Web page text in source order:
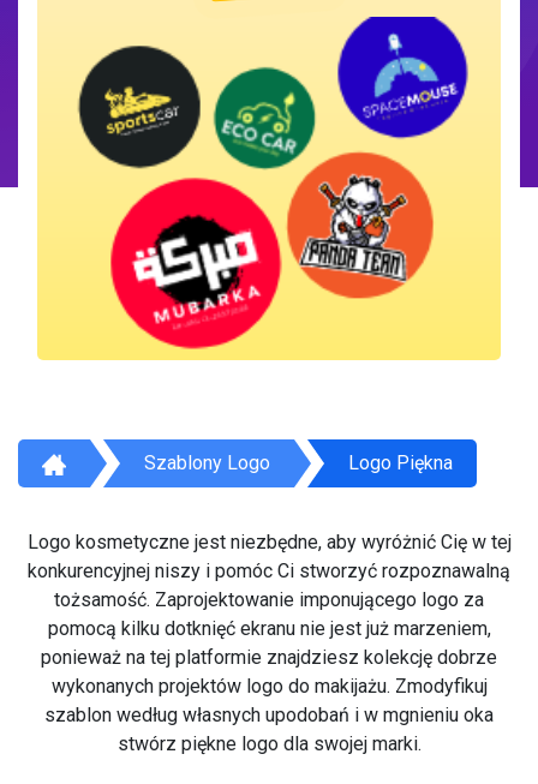
Szablony Logo Logo Piękna
Logo kosmetyczne jest niezbędne, aby wyróżnić Cię w tej
konkurencyjnej niszy i pomóc Ci stworzyć rozpoznawalną
tożsamość. Zaprojektowanie imponującego logo za
pomocą kilku dotknięć ekranu nie jest już marzeniem,
ponieważ na tej platformie znajdziesz kolekcję dobrze
wykonanych projektów logo do makijażu. Zmodyfikuj
szablon według własnych upodobań i w mgnieniu oka
stwórz piękne logo dla swojej marki.